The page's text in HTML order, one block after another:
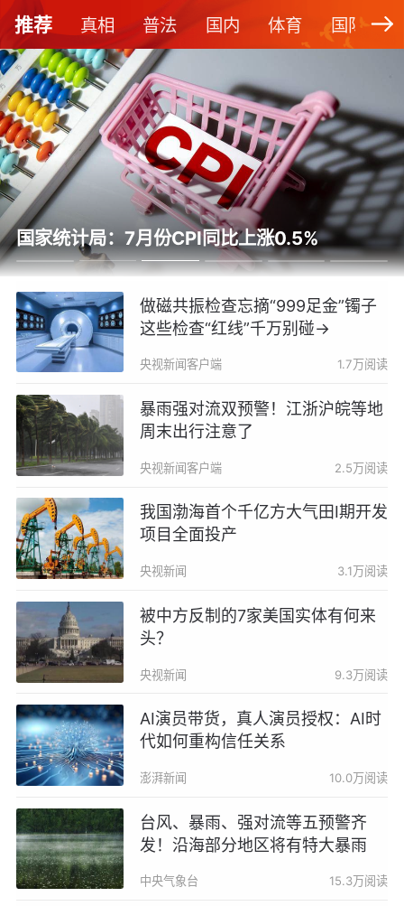
推荐 真相 普法 国内 体育 国际
国家统计局：7月份CPI同比上涨0.5%
做磁共振检查忘摘“999足金”镯子
这些检查“红线”千万别碰→
央视新闻客户端 1.7万阅读
暴雨强对流双预警！江浙沪皖等地
周末出行注意了
央视新闻客户端 2.5万阅读
我国渤海首个千亿方大气田Ⅰ期开发
项目全面投产
央视新闻 3.1万阅读
被中方反制的7家美国实体有何来
头？
央视新闻 9.3万阅读
AI演员带货，真人演员授权：AI时
代如何重构信任关系
澎湃新闻 10.0万阅读
台风、暴雨、强对流等五预警齐
发！沿海部分地区将有特大暴雨
中央气象台 15.3万阅读